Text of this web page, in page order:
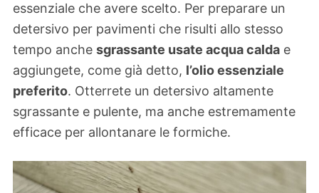
essenziale che avere scelto. Per preparare un
detersivo per pavimenti che risulti allo stesso
tempo anche sgrassante usate acqua calda e
aggiungete, come già detto, l’olio essenziale
preferito. Otterrete un detersivo altamente
sgrassante e pulente, ma anche estremamente
efficace per allontanare le formiche.